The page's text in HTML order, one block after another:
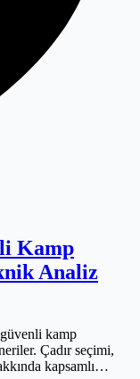
Kamp
Analiz
kamp
Çadır seçimi,
kapsamlı